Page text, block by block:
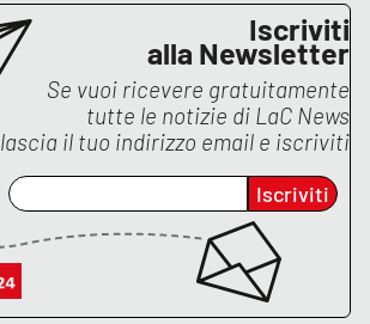
Iscriviti
alla Newsletter
Se vuoi ricevere gratuitamente
tutte le notizie di LaC News
lascia il tuo indirizzo email e iscriviti
Iscriviti